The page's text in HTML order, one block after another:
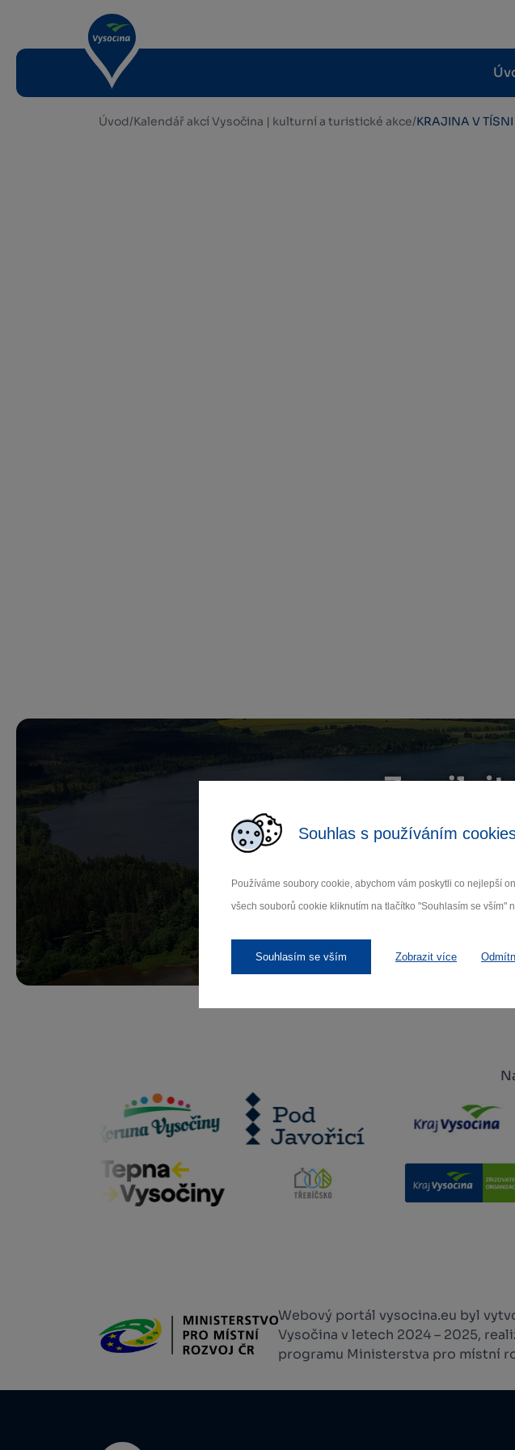
Souhlas s používáním
Používáme soubory cookie, abychom vám poskytli co nejlepší
všech souborů cookie kliknutím na tlačítko "Souhlasím se
Souhlasím se vším Zobrazit více
Úvod/Kalendář akcí Vysočina | kulturní a turistické akce/KRAJINA V
Přihlaste se k odběru
Webový portál vysocina.eu byl
Vysočina v letech 2024 – 2025,
programu Ministerstva pro místní